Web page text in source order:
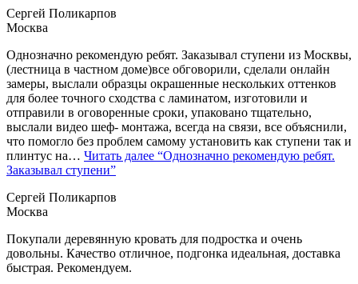
Сергей Поликарпов
Москва
Однозначно рекомендую ребят. Заказывал ступени из Москвы,
(лестница в частном доме)все обговорили, сделали онлайн
замеры, выслали образцы окрашенные нескольких оттенков
для более точного сходства с ламинатом, изготовили и
отправили в оговоренные сроки, упаковано тщательно,
выслали видео шеф- монтажа, всегда на связи, все объяснили,
что помогло без проблем самому установить как ступени так и
плинтус на… Читать далее “Однозначно рекомендую ребят.
Заказывал ступени”
Сергей Поликарпов
Москва
Покупали деревянную кровать для подростка и очень
довольны. Качество отличное, подгонка идеальная, доставка
быстрая. Рекомендуем.